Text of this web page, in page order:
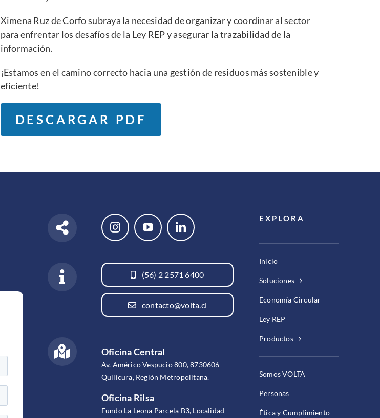
Ximena Ruz de Corfo subraya la necesidad de organizar y coordinar al sector
para enfrentar los desafíos de la Ley REP y asegurar la trazabilidad de la
información.
¡Estamos en el camino correcto hacia una gestión de residuos más sostenible y
eficiente!
DESCARGAR PDF
(56) 2 2571 6400
contacto@volta.cl
Oficina Central
Av. Américo Vespucio 800, 8730606
Quilicura, Región Metropolitana.
Oficina Rilsa
Fundo La Leona Parcela B3, Localidad
EXPLORA
Inicio
Soluciones
Economía Circular
Ley REP
Productos
Somos VOLTA
Personas
Ética y Cumplimiento